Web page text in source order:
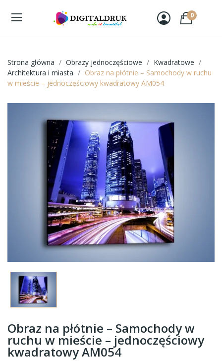
0
Strona główna Obrazy jednoczęściowe
Kwadratowe
Architektura i miasta
Obraz na płótnie – Samochody w ruchu
w mieście – jednoczęściowy kwadratowy AM054
Obraz na płótnie – Samochody w
ruchu w mieście – jednoczęściowy
kwadratowy AM054